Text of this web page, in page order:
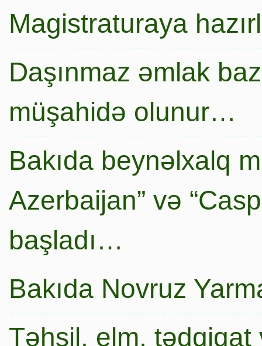
Magistraturaya
Daşınmaz əmlak
müşahidə olunur…
Bakıda beynəlxalq
Azerbaijan” və
başladı…
Bakıda Novruz
Təhsil, elm,